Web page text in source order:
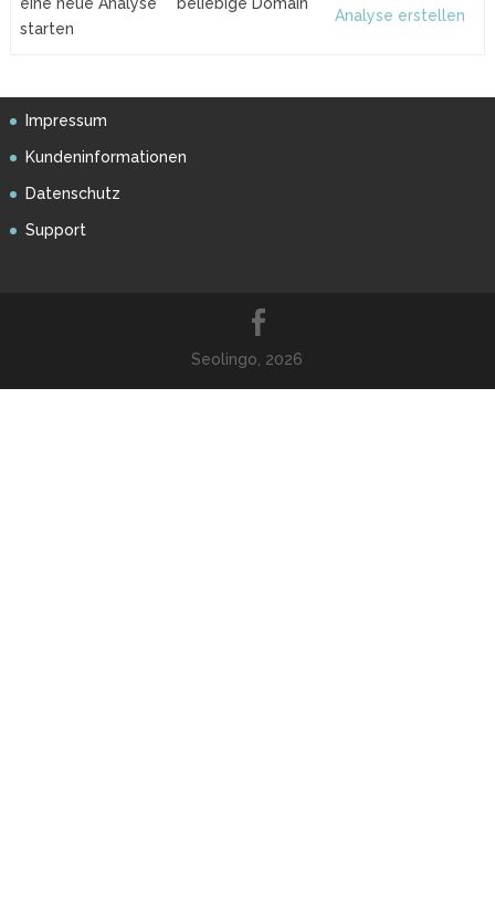
starten
Analyse erstellen
Impressum
Kundeninformationen
Datenschutz
Support
Seolingo, 2026